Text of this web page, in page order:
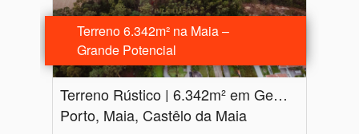
Terreno 6.342m² na Maia –
Grande Potencial
Terreno Rústico | 6.​342m² em Gemunde | Oportunidade Única de Investimento e Contato com a Natureza
Porto, Maia, Castêlo da Maia